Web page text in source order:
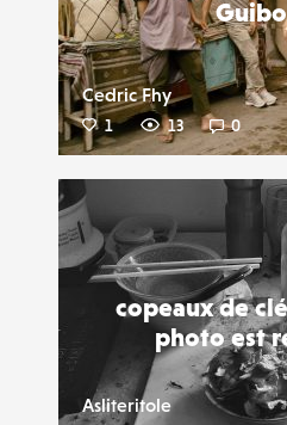
Cedric Fhy
1 13 0
copeaux de
photo est
Asliteritole